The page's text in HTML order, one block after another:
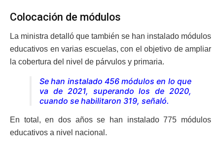
Colocación de módulos
La ministra detalló que también se han instalado módulos
educativos en varias escuelas, con el objetivo de ampliar
la cobertura del nivel de párvulos y primaria.
Se han instalado 456 módulos en lo que
va de 2021, superando los de 2020,
cuando se habilitaron 319, señaló.
En total, en dos años se han instalado 775 módulos
educativos a nivel nacional.